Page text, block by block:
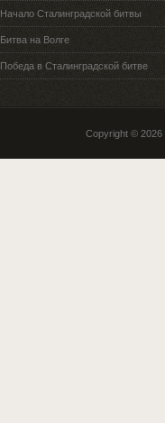
Начало Сталинградской битвы
Битва на Волге
Победа в Сталинградской битве
Copyright © 2026